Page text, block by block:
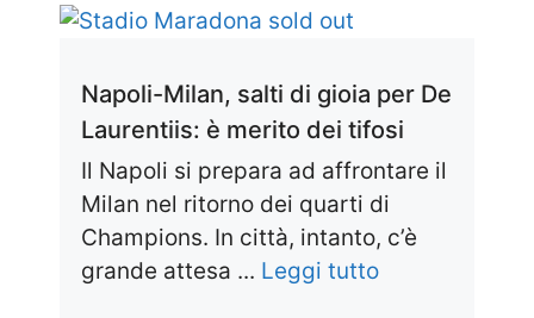
Napoli-Milan, salti di gioia per De
Laurentiis: è merito dei tifosi
Il Napoli si prepara ad affrontare il
Milan nel ritorno dei quarti di
Champions. In città, intanto, c’è
grande attesa ... Leggi tutto